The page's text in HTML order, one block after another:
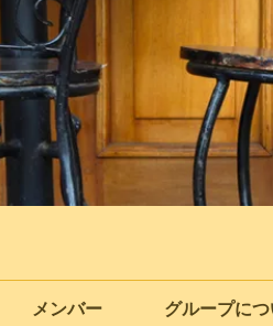
メンバー グループにつ